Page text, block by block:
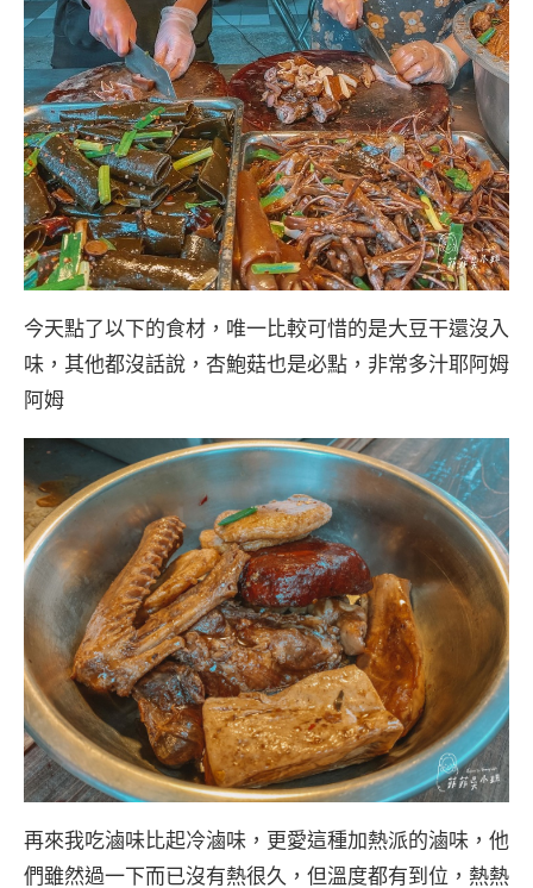
今天點了以下的食材，唯一比較可惜的是大豆干還沒入
味，其他都沒話說，杏鮑菇也是必點，非常多汁耶阿姆
阿姆
再來我吃滷味比起冷滷味，更愛這種加熱派的滷味，他
們雖然過一下而已沒有熱很久，但溫度都有到位，熱熱